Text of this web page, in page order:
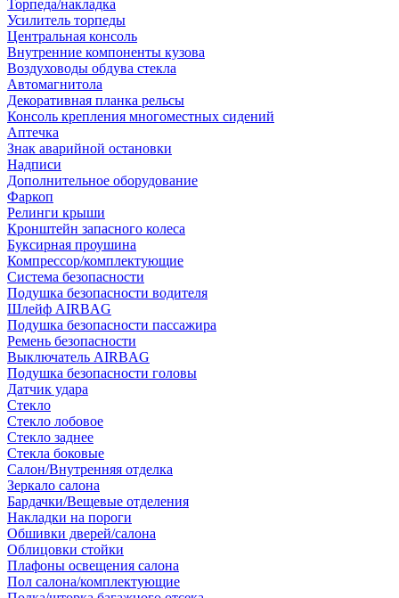
Торпеда/накладка
Усилитель торпеды
Центральная консоль
Внутренние компоненты кузова
Воздуховоды обдува стекла
Автомагнитола
Декоративная планка рельсы
Консоль крепления многоместных сидений
Аптечка
Знак аварийной остановки
Надписи
Дополнительное оборудование
Фаркоп
Релинги крыши
Кронштейн запасного колеса
Буксирная проушина
Компрессор/комплектующие
Система безопасности
Подушка безопасности водителя
Шлейф AIRBAG
Подушка безопасности пассажира
Ремень безопасности
Выключатель AIRBAG
Подушка безопасности головы
Датчик удара
Стекло
Стекло лобовое
Стекло заднее
Стекла боковые
Салон/Внутренняя отделка
Зеркало салона
Бардачки/Вещевые отделения
Накладки на пороги
Обшивки дверей/салона
Облицовки стойки
Плафоны освещения салона
Пол салона/комплектующие